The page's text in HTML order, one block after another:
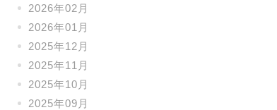
2026年02月
2026年01月
2025年12月
2025年11月
2025年10月
2025年09月